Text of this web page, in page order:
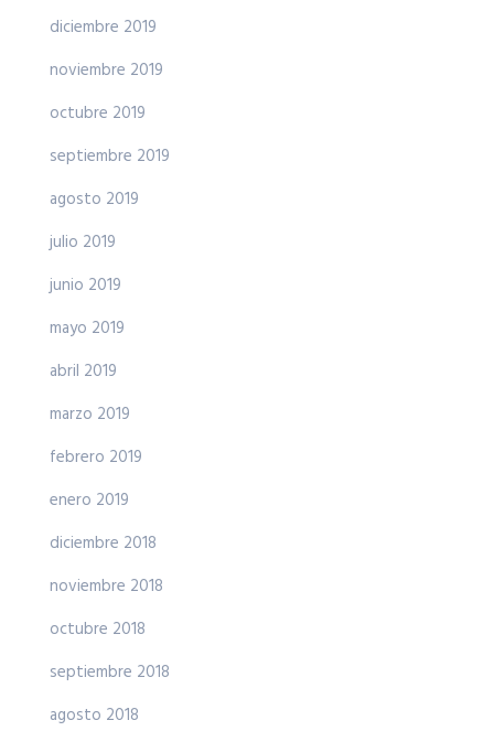
diciembre 2019
noviembre 2019
octubre 2019
septiembre 2019
agosto 2019
julio 2019
junio 2019
mayo 2019
abril 2019
marzo 2019
febrero 2019
enero 2019
diciembre 2018
noviembre 2018
octubre 2018
septiembre 2018
agosto 2018